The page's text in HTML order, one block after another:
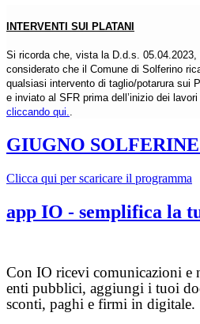
INTERVENTI SUI PLATANI
Si ricorda che, vista la D.d.s. 05.04.2023,
considerato che il Comune di Solferino
qualsiasi intervento di taglio/potarura sui
e inviato al SFR prima dell’inizio dei
cliccando qui.
GIUGNO
Clicca qui per scaricare il programma
app IO - semplifica la
Con IO ricevi comunicazioni e
enti pubblici, aggiungi i tuoi
sconti, paghi e firmi in digitale.